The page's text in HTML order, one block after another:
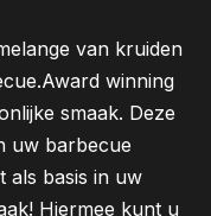
van kruiden
winning
smaak. Deze
uw barbecue
als basis in uw
Hiermee kunt u